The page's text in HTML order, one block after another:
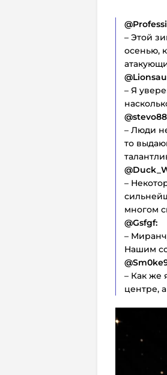
– Этой
осенью,
– Я
– Люди
то
–
многом
@Gsfgf:
–
Нашим
– Как же
центре,